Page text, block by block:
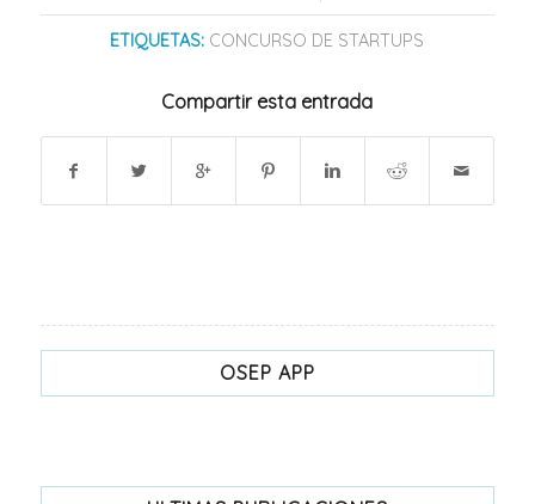
ETIQUETAS: CONCURSO DE STARTUPS
Compartir esta entrada
OSEP APP